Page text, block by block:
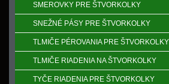
SMEROVKY PRE ŠTVORKOLKY
SNEŽNÉ PÁSY PRE ŠTVORKOLKY
TLMIČE PÉROVANIA PRE ŠTVORKOLKY
TLMIČE RIADENIA NA ŠTVORKOLKY
TYČE RIADENIA PRE ŠTVORKOLKY